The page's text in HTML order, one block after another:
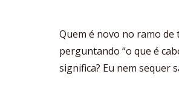
Quem é novo no ramo de
perguntando “o que é
significa? Eu nem sequer